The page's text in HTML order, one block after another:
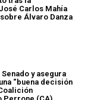
Carlos Mahía
Álvaro Danza
y asegura
“buena decisión